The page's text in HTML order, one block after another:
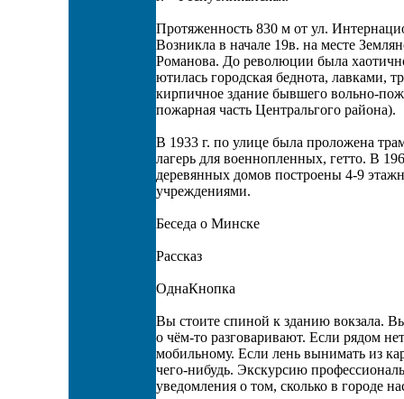
Протяженность 830 м от ул.
Возникла в начале 19в. на месте
Романова. До революции была
ютилась городская беднота, лавками,
кирпичное здание бывшего вольно-
пожарная часть Центральгого района).
В 1933 г. по улице была проложена
лагерь для военнопленных, гетто. В
деревянных домов построены 4-9
учреждениями.
Беседа о Минске
Рассказ
ОднаКнопка
Вы стоите спиной к зданию вокзала.
о чём-то разговаривают. Если рядом
мобильному. Если лень вынимать из
чего-нибудь. Экскурсию
уведомления о том, сколько в городе